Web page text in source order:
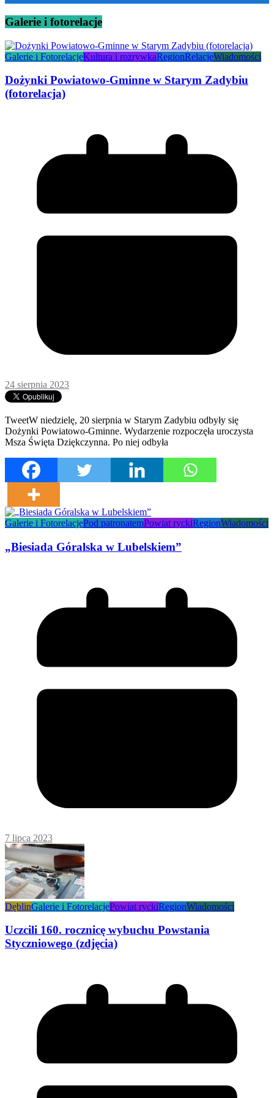
Galerie i fotorelacje
Galerie i FotorelacjeKultura i rozrywkaRegionRelacjeWiadomości
Dożynki Powiatowo-Gminne w Starym Zadybiu
(fotorelacja)
24 sierpnia 2023
TweetW niedzielę, 20 sierpnia w Starym Zadybiu odbyły się
Dożynki Powiatowo-Gminne. Wydarzenie rozpoczęła uroczysta
Msza Święta Dziękczynna. Po niej odbyła
Galerie i FotorelacjePod patronatemPowiat ryckiRegionWiadomości
„Biesiada Góralska w Lubelskiem”
7 lipca 2023
DęblinGalerie i FotorelacjePowiat ryckiRegionWiadomości
Uczcili 160. rocznicę wybuchu Powstania
Styczniowego (zdjęcia)